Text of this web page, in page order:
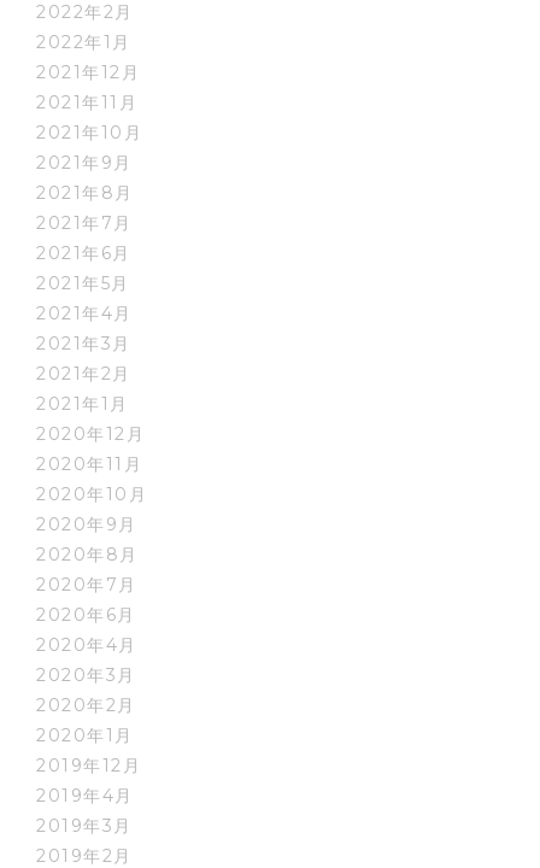
2022年2月
2022年1月
2021年12月
2021年11月
2021年10月
2021年9月
2021年8月
2021年7月
2021年6月
2021年5月
2021年4月
2021年3月
2021年2月
2021年1月
2020年12月
2020年11月
2020年10月
2020年9月
2020年8月
2020年7月
2020年6月
2020年4月
2020年3月
2020年2月
2020年1月
2019年12月
2019年4月
2019年3月
2019年2月